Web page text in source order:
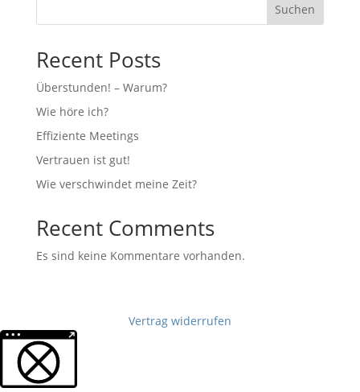
Suchen
Recent Posts
Überstunden! – Warum?
Wie höre ich?
Effiziente Meetings
Vertrauen ist gut!
Wie verschwindet meine Zeit?
Recent Comments
Es sind keine Kommentare vorhanden.
Archives
September 2021
Vertrag widerrufen
Weitere Informationen über den gesperrten Inhalt.